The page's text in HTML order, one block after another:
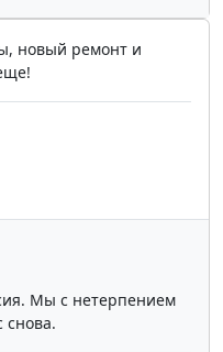
новый ремонт и
Мы с нетерпением
снова.